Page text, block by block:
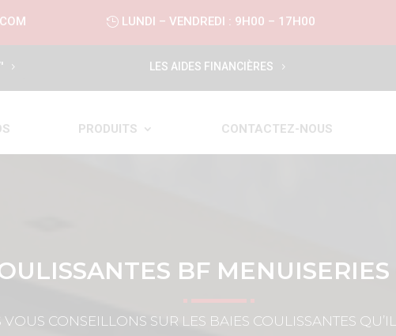
LUNDI – VENDREDI : 9H00 – 17H00
LES AIDES FINANCIÈRES
PRODUITS CONTACTEZ-NOUS
BF
VOUS CONSEILLONS SUR LES BAIES COULISSANTES